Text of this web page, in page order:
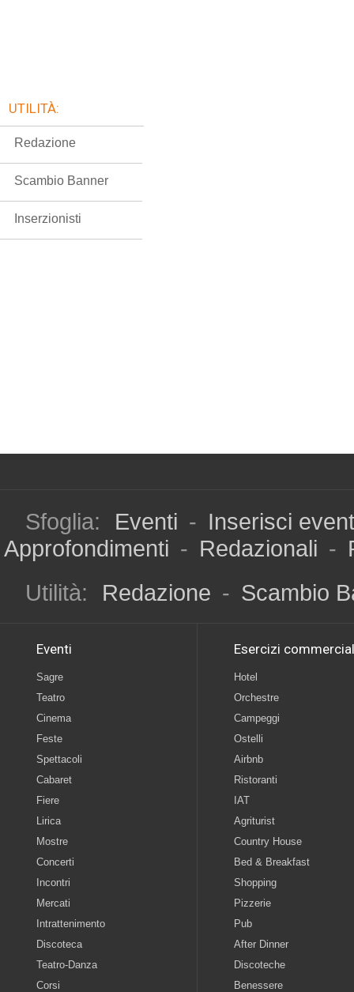
UTILITÀ:
Redazione
Scambio Banner
Inserzionisti
Sfoglia: Eventi - Inserisci
Approfondimenti - Redazionali -
Utilità:
Redazione - Scambio
Eventi
Sagre
Teatro
Cinema
Feste
Spettacoli
Cabaret
Fiere
Lirica
Mostre
Concerti
Incontri
Mercati
Intrattenimento
Discoteca
Teatro-Danza
Corsi
Esercizi
Hotel
Orchestre
Campeggi
Ostelli
Airbnb
Ristoranti
IAT
Agriturist
Country House
Bed & Breakfast
Shopping
Pizzerie
Pub
After Dinner
Discoteche
Benessere